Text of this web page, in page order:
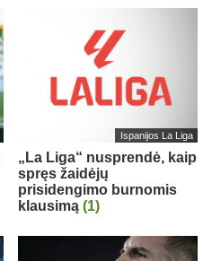
Ispanijos La Liga
„La Liga“ nusprendė, kaip
spręs žaidėjų
prisidengimo burnomis
klausimą (1)